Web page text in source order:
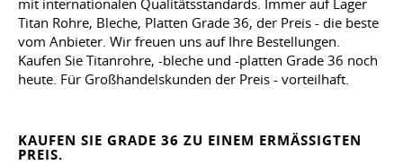
mit internationalen Qualitätsstandards. Immer auf Lager
Titan Rohre, Bleche, Platten Grade 36, der Preis - die beste
vom Anbieter. Wir freuen uns auf Ihre Bestellungen.
Kaufen Sie Titanrohre, -bleche und -platten Grade 36 noch
heute. Für Großhandelskunden der Preis - vorteilhaft.
KAUFEN SIE GRADE 36 ZU EINEM ERMÄSSIGTEN P
REIS.